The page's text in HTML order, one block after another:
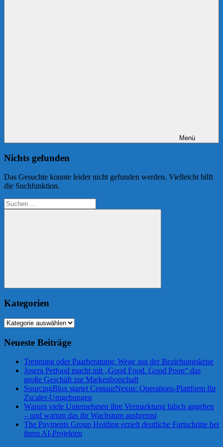
Menü
Nichts gefunden
Das Gesuchte konnte leider nicht gefunden werden. Vielleicht hilft
die Suchfunktion.
Suchen
nach:
Suchen
Kategorien
Kategorien
Neueste Beiträge
Trennung oder Paarberatung: Wege aus der Beziehungskrise
Josera Petfood macht mit „Good Food. Good Poop“ das
große Geschäft zur Markenbotschaft
SourcingBlox startet CentaurNexus: Operations-Plattform für
Zscaler-Umgebungen
Warum viele Unternehmen ihre Vermarktung falsch angehen
– und warum das ihr Wachstum ausbremst
The Payments Group Holding erzielt deutliche Fortschritte bei
ihren AI-Projekten